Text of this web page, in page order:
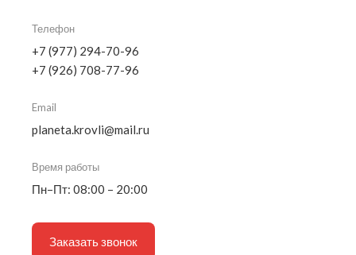
Телефон
+7 (977) 294-70-96
+7 (926) 708-77-96
Email
planeta.krovli@mail.ru
Время работы
Пн–Пт: 08:00 – 20:00
Заказать звонок